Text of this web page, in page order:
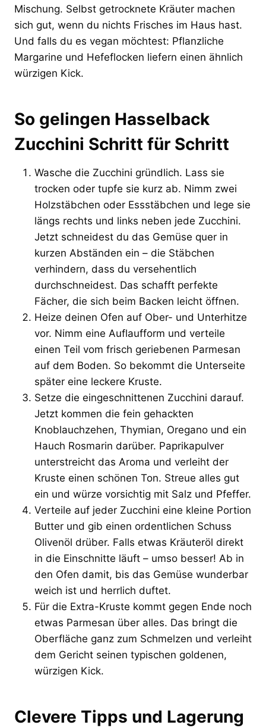
Mischung. Selbst getrocknete Kräuter machen
sich gut, wenn du nichts Frisches im Haus hast.
Und falls du es vegan möchtest: Pflanzliche
Margarine und Hefeflocken liefern einen ähnlich
würzigen Kick.
So gelingen Hasselback
Zucchini Schritt für Schritt
Wasche die Zucchini gründlich. Lass sie
trocken oder tupfe sie kurz ab. Nimm zwei
Holzstäbchen oder Essstäbchen und lege sie
längs rechts und links neben jede Zucchini.
Jetzt schneidest du das Gemüse quer in
kurzen Abständen ein – die Stäbchen
verhindern, dass du versehentlich
durchschneidest. Das schafft perfekte
Fächer, die sich beim Backen leicht öffnen.
Heize deinen Ofen auf Ober- und Unterhitze
vor. Nimm eine Auflaufform und verteile
einen Teil vom frisch geriebenen Parmesan
auf dem Boden. So bekommt die Unterseite
später eine leckere Kruste.
Setze die eingeschnittenen Zucchini darauf.
Jetzt kommen die fein gehackten
Knoblauchzehen, Thymian, Oregano und ein
Hauch Rosmarin darüber. Paprikapulver
unterstreicht das Aroma und verleiht der
Kruste einen schönen Ton. Streue alles gut
ein und würze vorsichtig mit Salz und Pfeffer.
Verteile auf jeder Zucchini eine kleine Portion
Butter und gib einen ordentlichen Schuss
Olivenöl drüber. Falls etwas Kräuteröl direkt
in die Einschnitte läuft – umso besser! Ab in
den Ofen damit, bis das Gemüse wunderbar
weich ist und herrlich duftet.
Für die Extra-Kruste kommt gegen Ende noch
etwas Parmesan über alles. Das bringt die
Oberfläche ganz zum Schmelzen und verleiht
dem Gericht seinen typischen goldenen,
würzigen Kick.
Clevere Tipps und Lagerung